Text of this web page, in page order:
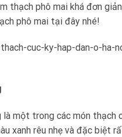
thạch phô mai khá đơn
phô mai tại đây nhé!
là một trong các món thạch
xanh rêu nhẹ và đặc biệt